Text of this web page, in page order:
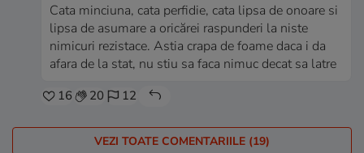
Cata minciuna, cata perfidie, cata lipsa de onoare si
lipsa de asumare a oricărei raspunderi la niste
nimicuri rezistace. Astia crapa de foame daca i da
afara de la stat, nu stiu sa faca nimuc decat sa latre
16 20 12
VEZI TOATE COMENTARIILE (19)